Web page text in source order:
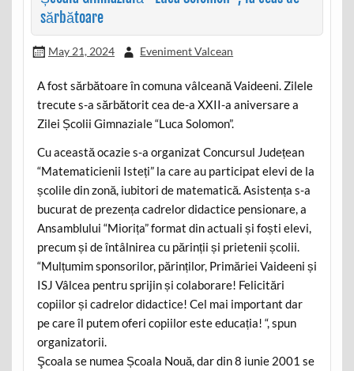
sărbătoare
May 21, 2024 Eveniment Valcean
A fost sărbătoare în comuna vâlceană Vaideeni. Zilele
trecute s-a sărbătorit cea de-a XXII-a aniversare a
Zilei Școlii Gimnaziale “Luca Solomon”.
Cu această ocazie s-a organizat Concursul Județean
“Matematicienii Isteți” la care au participat elevi de la
școlile din zonă, iubitori de matematică. Asistența s-a
bucurat de prezența cadrelor didactice pensionare, a
Ansamblului “Miorița” format din actuali și foști elevi,
precum și de întâlnirea cu părinții și prietenii școlii.
“Mulțumim sponsorilor, părinților, Primăriei Vaideeni și
ISJ Vâlcea pentru sprijin și colaborare! Felicitări
copiilor și cadrelor didactice! Cel mai important dar
pe care îl putem oferi copiilor este educația! “, spun
organizatorii.
Şcoala se numea Școala Nouă, dar din 8 iunie 2001 se